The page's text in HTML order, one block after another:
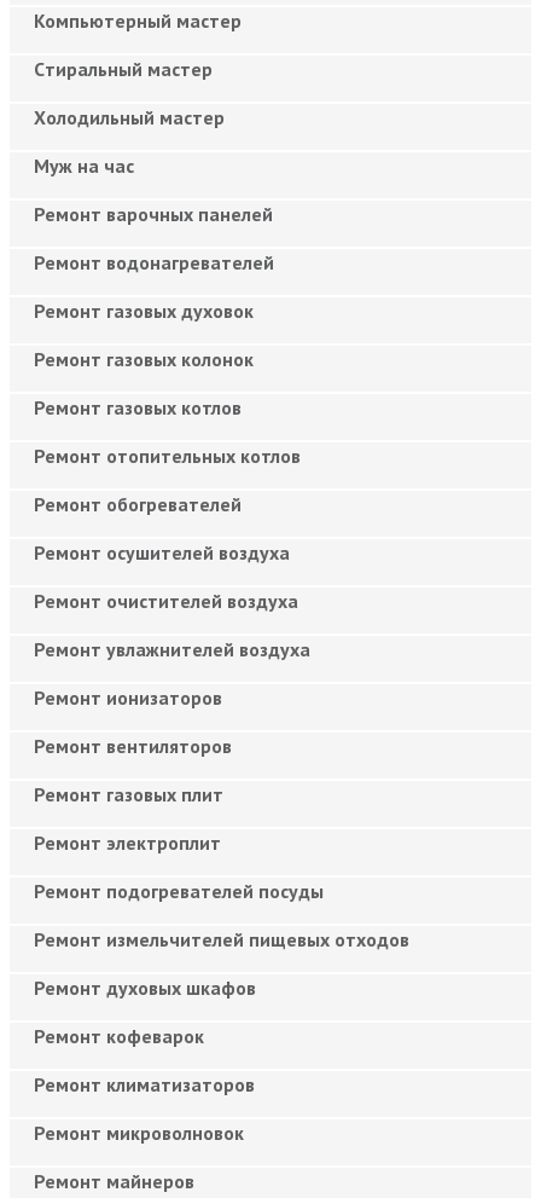
Компьютерный мастер
Cтиральный мастер
Холодильный мастер
Муж на час
Ремонт варочных панелей
Ремонт водонагревателей
Ремонт газовых духовок
Ремонт газовых колонок
Ремонт газовых котлов
Ремонт отопительных котлов
Ремонт обогревателей
Ремонт осушителей воздуха
Ремонт очистителей воздуха
Ремонт увлажнителей воздуха
Ремонт ионизаторов
Ремонт вентиляторов
Ремонт газовых плит
Ремонт электроплит
Ремонт подогревателей посуды
Ремонт измельчителей пищевых отходов
Ремонт духовых шкафов
Ремонт кофеварок
Ремонт климатизаторов
Ремонт микроволновок
Ремонт майнеров